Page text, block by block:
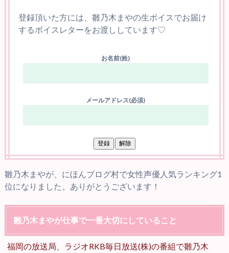
登録頂いた方には、雛乃木まやの生ボイスでお届け
するボイスレターをお渡ししています♡
お名前(姓)
メールアドレス(必須)
雛乃木まやが、にほんブログ村で女性声優人気ランキング1
位になりました。ありがとうございます！
雛乃木まやが仕事で一番大切にしていること
福岡の放送局、ラジオRKB毎日放送(株)の番組で雛乃木